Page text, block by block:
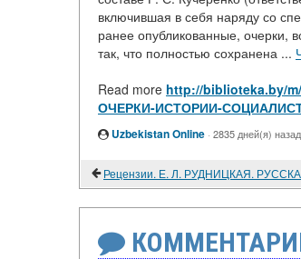
включившая в себя наряду со
ранее опубликованные, очерки,
так, что полностью сохранена ...
Read more http://biblioteka.by/
ОЧЕРКИ-ИСТОРИИ-
Uzbekistan Online · 2835 дней(я) назад